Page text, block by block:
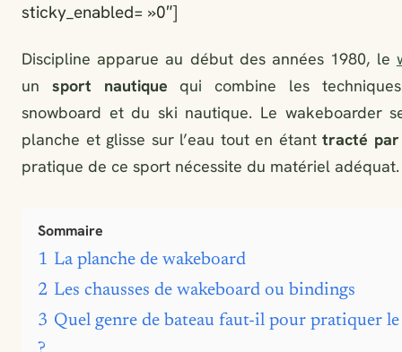
sticky_enabled= »0″]
Discipline apparue au début des années 1980, le
un sport nautique qui combine les
snowboard et du ski nautique. Le wakeboarder
planche et glisse sur l’eau tout en étant tracté par
pratique de ce sport nécessite du matériel adéquat.
Sommaire
1 La planche de wakeboard
2 Les chausses de wakeboard ou bindings
3 Quel genre de bateau faut-il pour pratiquer